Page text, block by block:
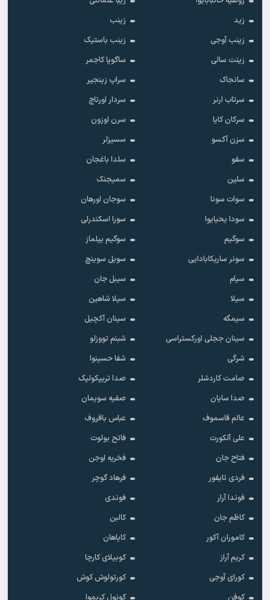
زید
زینب
زینب آوجی
زینب باستیک
زینت سالی
ساگوپا کاجمر
سانجاک
سراپ زینجیر
سرتاب ارنر
سردار اورتاچ
سرکان کایا
سرن اوزون
سزن آکسو
سسیزلر
سفو
سلدا باغجان
سلین
سمیجنک
سوات سونا
سوجان اورهان
سودا یحیایوا
سورا اسکندرلی
سوگیم
سوگیم ییلماز
سونر ساریکابادایی
سویل سوینچ
سیام
سیبل جان
سیلا
سیلا شاهین
سیمگه
سینان آکچیل
سینان ججلی اورکستراسی
شبنم تووزلو
شرگی
شفا حسینوا
صامت کاردشلر
صدا تریپکولیک
صدا سایان
صفیه سویمان
عالم قاسموف
عباس باقروف
علی آلکورت
فاتح بولوت
فتاح جان
فخریه اوجن
فردی تایفور
فرهاد گوچر
فوندا آرار
فوندی
کاظم جان
کالبن
کاموران آکور
کایاهان
کریم آراز
کوبیلای کارچا
کورای آوجی
کورتولوش کوش